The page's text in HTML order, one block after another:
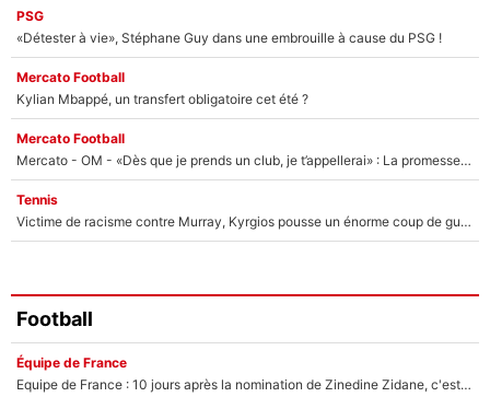
PSG
«Détester à vie», Stéphane Guy dans une embrouille à cause du PSG !
Mercato Football
Kylian Mbappé, un transfert obligatoire cet été ?
Mercato Football
Mercato - OM - «Dès que je prends un club, je t’appellerai» : La promesse de Marcelino au moment de claquer la porte
Tennis
Victime de racisme contre Murray, Kyrgios pousse un énorme coup de gueule !
Football
Équipe de France
Equipe de France : 10 jours après la nomination de Zinedine Zidane, c'est au tour de son fils de prendre un nouveau départ !